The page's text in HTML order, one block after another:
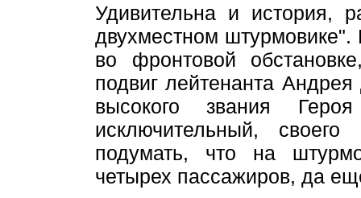
Удивительна и история,
двухместном
во фронтовой
подвиг лейтенанта
высокого звания
исключительный,
подумать, что на
четырех пассажиров, да